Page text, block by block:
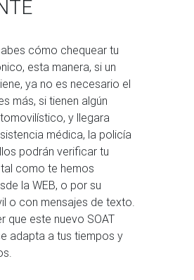
cómo chequear tu
esta manera, si un
ya no es necesario el
más, si tienen algún
y llegara
médica, la policía
podrán verificar tu
tal como te hemos
la WEB, o por su
o con mensajes de texto.
que este nuevo SOAT
adapta a tus tiempos y